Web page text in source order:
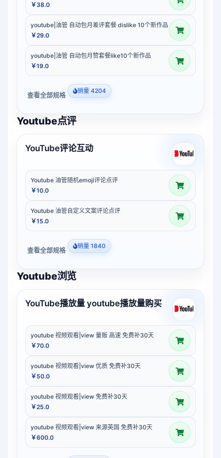
￥38.0
youtube|油管 自动包月差评套餐 dislike 10个新作品
￥29.0
youtube|油管 自动包月赞套餐like10个新作品
￥19.0
查看全部规格 销量 4204
Youtube点评
YouTube评论互动
Youtube 油管随机emoji评论点评
￥10.0
Youtube 油管自定义文案评论点评
￥15.0
查看全部规格 销量 1840
Youtube浏览
YouTube播放量 youtube播放量购买
youtube 视频观看|view 量贩 高速 免费补30天
￥70.0
youtube 视频观看|view 优质 免费补30天
￥50.0
youtube 视频观看|view 免费补30天
￥25.0
youtube 视频观看|view 来源英国 免费补30天
￥600.0